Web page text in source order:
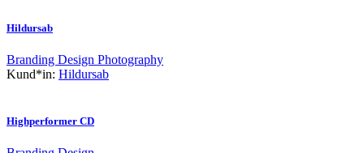
Hildursab
Branding Design Photography
Kund*in: Hildursab
Highperformer CD